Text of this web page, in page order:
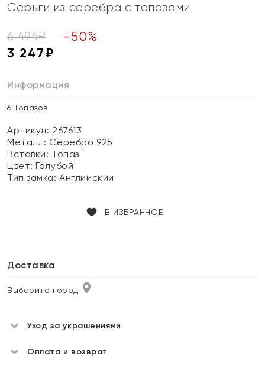
Серьги из серебра с топазами
6 494₽ -50%
3 247₽
Информация
6 Топазов
Артикул: 267613
Металл: Серебро 925
Вставки: Топаз
Цвет:Голубой
Тип замка:Английский
В ИЗБРАННОЕ
Доставка
Выберите город
Уход за украшениями
Оплата и возврат